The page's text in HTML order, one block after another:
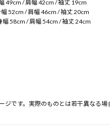
49cm / 肩幅 42cm / 袖丈 19cm
52cm / 肩幅 46cm / 袖丈 20cm
幅 58cm / 肩幅 54cm / 袖丈 24cm
ジです。実際のものとは若干異なる場